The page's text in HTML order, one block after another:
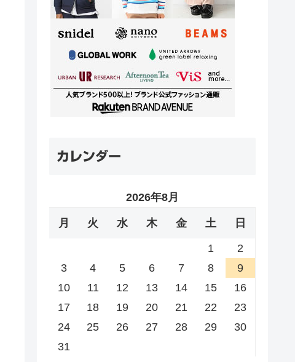
カレンダー
2026年8月
月 火 水 木 金 土 日
1
2
3
4 5 6 7 8
9
10
11 12 13 14 15
16
17
18 19 20 21 22
23
24
25 26 27 28 29
30
31